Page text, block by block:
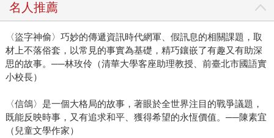
名人推薦
〈盜字神偷〉巧妙的傳遞資訊時代網軍、假訊息的相關課題，取
材上不落俗套，以常見的事實為基礎，精巧鑲嵌了有趣又有助深
思的故事。──林玫伶（清華大學客座助理教授、前臺北市國語實
小校長）
〈信鴿〉是一個大格局的故事，著眼於全世界注目的戰爭議題，
既能反映時事，又有追求和平、獲得希望的永恆價值。──陳素宜
（兒童文學作家）